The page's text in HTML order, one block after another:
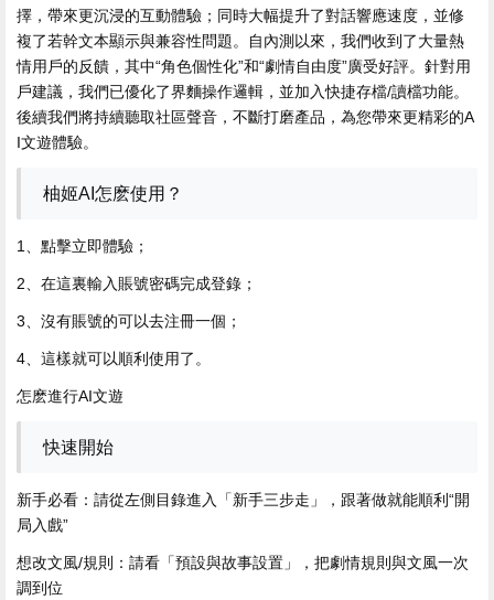
擇，帶來更沉浸的互動體驗；同時大幅提升了對話響應速度，並修
複了若幹文本顯示與兼容性問題。自內測以來，我們收到了大量熱
情用戶的反饋，其中“角色個性化”和“劇情自由度”廣受好評。針對用
戶建議，我們已優化了界麵操作邏輯，並加入快捷存檔/讀檔功能。
後續我們將持續聽取社區聲音，不斷打磨產品，為您帶來更精彩的A
I文遊體驗。
柚姬AI怎麽使用？
1、點擊立即體驗；
2、在這裏輸入賬號密碼完成登錄；
3、沒有賬號的可以去注冊一個；
4、這樣就可以順利使用了。
怎麽進行AI文遊
快速開始
新手必看：請從左側目錄進入「新手三步走」，跟著做就能順利“開
局入戲”
想改文風/規則：請看「預設與故事設置」，把劇情規則與文風一次
調到位